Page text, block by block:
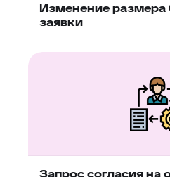
Изменение размера
заявки